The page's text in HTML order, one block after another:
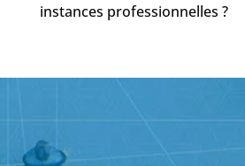
instances professionnelles ?